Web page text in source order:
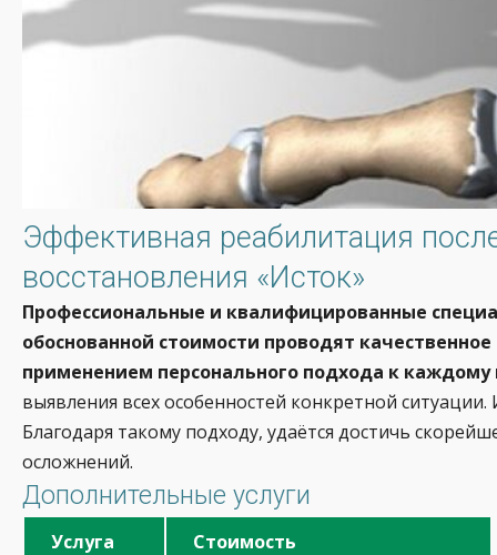
Эффективная реабилитация
восстановления «Исток»
Профессиональные и квалифицированные
обоснованной стоимости проводят
применением персонального подхода к каждому
выявления всех особенностей конкретной
Благодаря такому подходу, удаётся достичь
осложнений.
Дополнительные услуги
Услуга Стоимость